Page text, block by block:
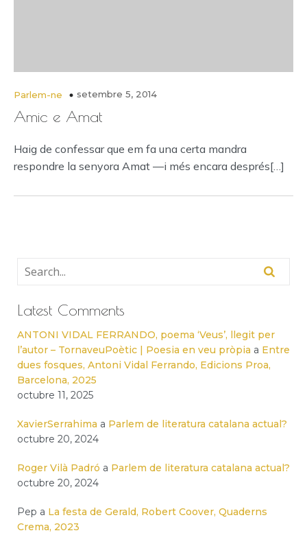
Parlem-ne setembre 5, 2014
Amic e Amat
Haig de confessar que em fa una certa mandra
respondre la senyora Amat —i més encara després[…]
Latest Comments
ANTONI VIDAL FERRANDO, poema ‘Veus’, llegit per
l’autor – TornaveuPoètic | Poesia en veu pròpia a Entre
dues fosques, Antoni Vidal Ferrando, Edicions Proa,
Barcelona, 2025
octubre 11, 2025
XavierSerrahima a Parlem de literatura catalana actual?
octubre 20, 2024
Roger Vilà Padró a Parlem de literatura catalana actual?
octubre 20, 2024
Pep a La festa de Gerald, Robert Coover, Quaderns
Crema, 2023